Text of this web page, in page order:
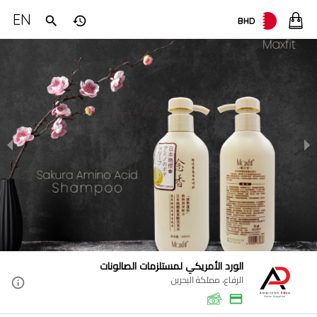
BHD
EN
الورد الأمريكي لمستلزمات الصالونات
الرفاع، مملكة البحرين